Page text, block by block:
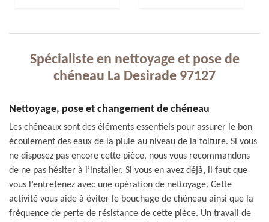
Spécialiste en nettoyage et pose de
chéneau La Desirade 97127
Nettoyage, pose et changement de chéneau
Les chéneaux sont des éléments essentiels pour assurer le bon
écoulement des eaux de la pluie au niveau de la toiture. Si vous
ne disposez pas encore cette pièce, nous vous recommandons
de ne pas hésiter à l’installer. Si vous en avez déjà, il faut que
vous l’entretenez avec une opération de nettoyage. Cette
activité vous aide à éviter le bouchage de chéneau ainsi que la
fréquence de perte de résistance de cette pièce. Un travail de